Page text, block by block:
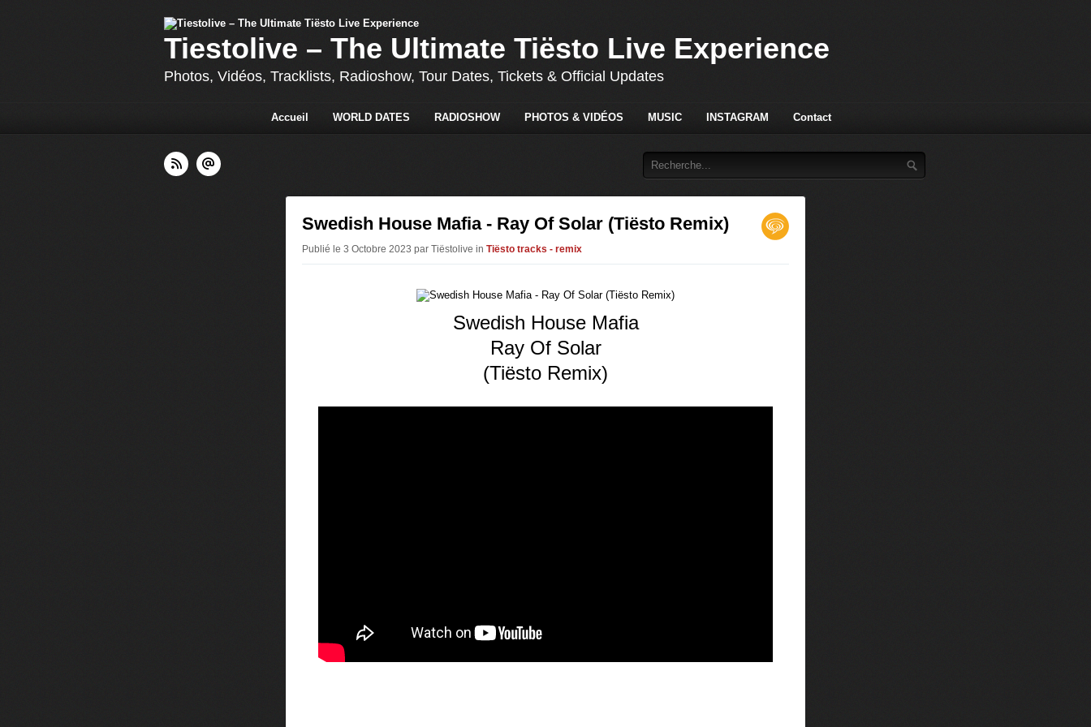
Tiestolive – The Ultimate Tiësto Live Experience
Photos, Vidéos, Tracklists, Radioshow, Tour Dates, Tickets & Official Updates
Accueil WORLD DATES RADIOSHOW PHOTOS & VIDÉOS MUSIC INSTAGRAM Contact
Swedish House Mafia - Ray Of Solar (Tiësto Remix)
Publié le 3 Octobre 2023 par Tiëstolive in Tiësto tracks - remix
Swedish House Mafia
Ray Of Solar
(Tiësto Remix)